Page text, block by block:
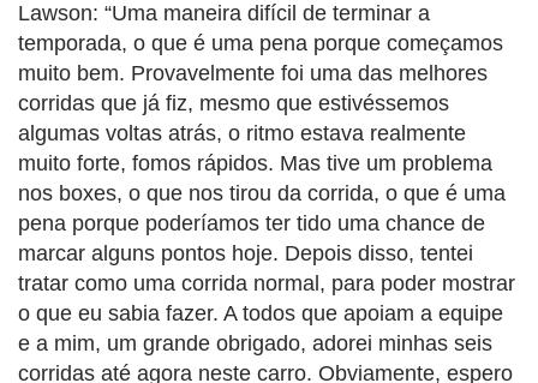
Lawson: “Uma maneira difícil de terminar a
temporada, o que é uma pena porque começamos
muito bem. Provavelmente foi uma das melhores
corridas que já fiz, mesmo que estivéssemos
algumas voltas atrás, o ritmo estava realmente
muito forte, fomos rápidos. Mas tive um problema
nos boxes, o que nos tirou da corrida, o que é uma
pena porque poderíamos ter tido uma chance de
marcar alguns pontos hoje. Depois disso, tentei
tratar como uma corrida normal, para poder mostrar
o que eu sabia fazer. A todos que apoiam a equipe
e a mim, um grande obrigado, adorei minhas seis
corridas até agora neste carro. Obviamente, espero